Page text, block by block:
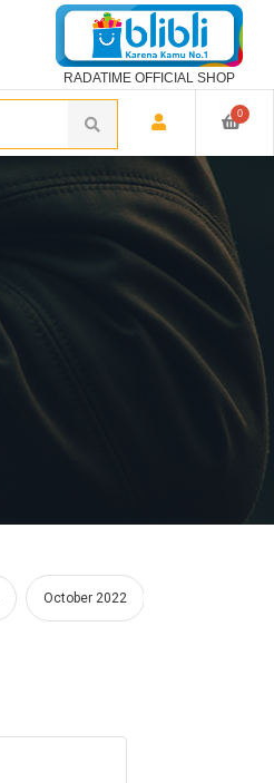
RADATIME OFFICIAL SHOP
0
October 2022